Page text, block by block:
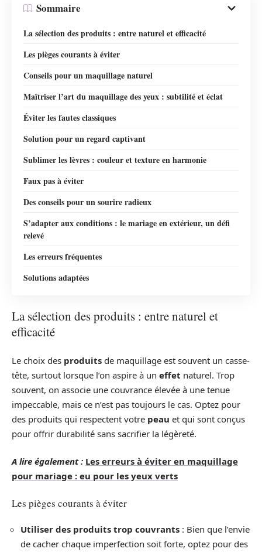
Sommaire
La sélection des produits : entre naturel et efficacité
Les pièges courants à éviter
Conseils pour un maquillage naturel
Maîtriser l’art du maquillage des yeux : subtilité et éclat
Éviter les fautes classiques
Solution pour un regard captivant
Sublimer les lèvres : couleur et texture en harmonie
Faux pas à éviter
Des conseils pour un sourire radieux
S’adapter aux conditions : le mariage en extérieur, un défi
relevé
Les erreurs fréquentes
Solutions adaptées
La sélection des produits : entre naturel et
efficacité
Le choix des produits de maquillage est souvent un casse-
tête, surtout lorsque l’on aspire à un effet naturel. Trop
souvent, on associe une couvrance élevée à une tenue
impeccable, mais ce n’est pas toujours le cas. Optez pour
des produits qui respectent votre peau et qui sont conçus
pour offrir durabilité sans sacrifier la légèreté.
A lire également : Les erreurs à éviter en maquillage
pour mariage : eu pour les yeux verts
Les pièges courants à éviter
Utiliser des produits trop couvrants : Bien que l’envie
de cacher chaque imperfection soit forte, optez pour des